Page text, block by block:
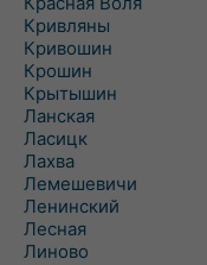
Кривляны
Кривошин
Крошин
Крытышин
Ланская
Ласицк
Лахва
Лемешевичи
Ленинский
Лесная
Линово